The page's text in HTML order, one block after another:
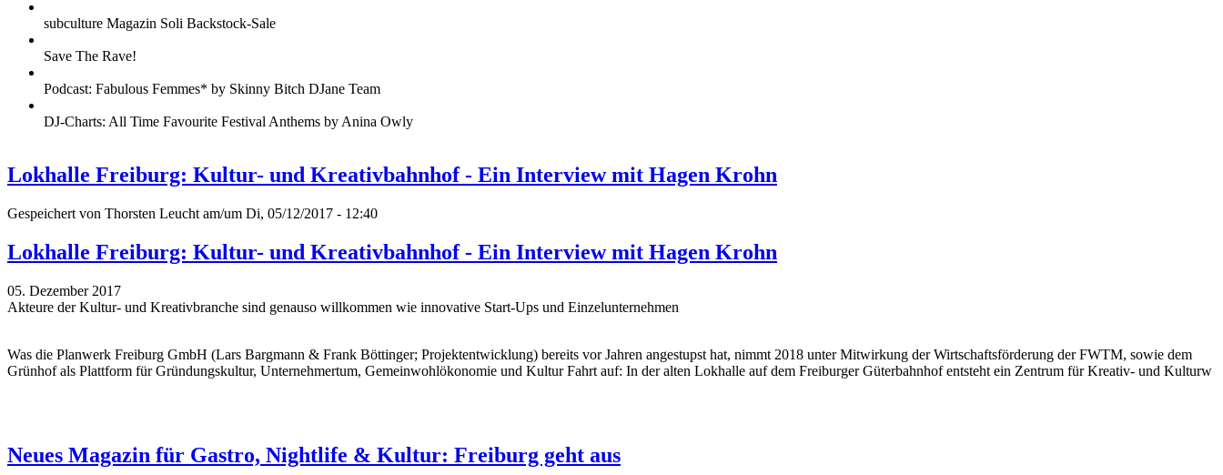
subculture Magazin Soli Backstock-Sale
Save The Rave!
Podcast: Fabulous Femmes* by Skinny Bitch DJane Team
DJ-Charts: All Time Favourite Festival Anthems by Anina Owly
Lokhalle Freiburg: Kultur- und Kreativbahnhof - Ein Interview mit Hagen Krohn
Gespeichert von Thorsten Leucht am/um Di, 05/12/2017 - 12:40
Lokhalle Freiburg: Kultur- und Kreativbahnhof - Ein Interview mit Hagen Krohn
05. Dezember 2017
Akteure der Kultur- und Kreativbranche sind genauso willkommen wie innovative Start-Ups und Einzelunternehmen
Was die Planwerk Freiburg GmbH (Lars Bargmann & Frank Böttinger; Projektentwicklung) bereits vor Jahren angestupst hat, nimmt 2018 unter Mitwirkung der Wirtschaftsförderung der FWTM, sowie dem
Grünhof als Plattform für Gründungskultur, Unternehmertum, Gemeinwohlökonomie und Kultur Fahrt auf: In der alten Lokhalle auf dem Freiburger Güterbahnhof entsteht ein Zentrum für Kreativ- und Kulturw
Neues Magazin für Gastro, Nightlife & Kultur: Freiburg geht aus